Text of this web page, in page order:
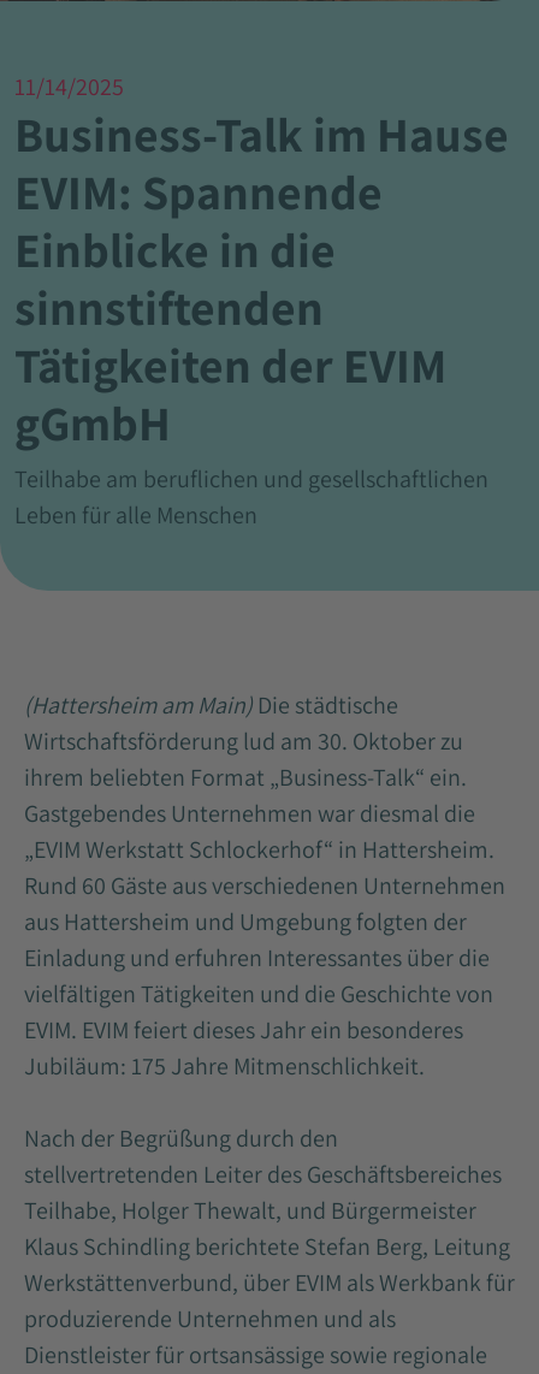
11/14/2025
Business-Talk im Hause
EVIM: Spannende
Einblicke in die
sinnstiftenden
Tätigkeiten der EVIM
gGmbH
Teilhabe am beruflichen und gesellschaftlichen
Leben für alle Menschen
(Hattersheim am Main) Die städtische
Wirtschaftsförderung lud am 30. Oktober zu
ihrem beliebten Format „Business-Talk“ ein.
Gastgebendes Unternehmen war diesmal die
„EVIM Werkstatt Schlockerhof“ in Hattersheim.
Rund 60 Gäste aus verschiedenen Unternehmen
aus Hattersheim und Umgebung folgten der
Einladung und erfuhren Interessantes über die
vielfältigen Tätigkeiten und die Geschichte von
EVIM. EVIM feiert dieses Jahr ein besonderes
Jubiläum: 175 Jahre Mitmenschlichkeit.
Nach der Begrüßung durch den
stellvertretenden Leiter des Geschäftsbereiches
Teilhabe, Holger Thewalt, und Bürgermeister
Klaus Schindling berichtete Stefan Berg, Leitung
Werkstättenverbund, über EVIM als Werkbank für
produzierende Unternehmen und als
Dienstleister für ortsansässige sowie regionale